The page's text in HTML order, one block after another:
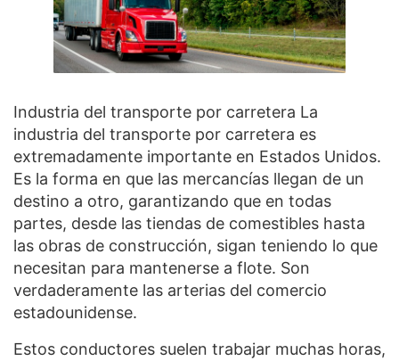
Industria del transporte por carretera La
industria del transporte por carretera es
extremadamente importante en Estados Unidos.
Es la forma en que las mercancías llegan de un
destino a otro, garantizando que en todas
partes, desde las tiendas de comestibles hasta
las obras de construcción, sigan teniendo lo que
necesitan para mantenerse a flote. Son
verdaderamente las arterias del comercio
estadounidense.
Estos conductores suelen trabajar muchas horas,